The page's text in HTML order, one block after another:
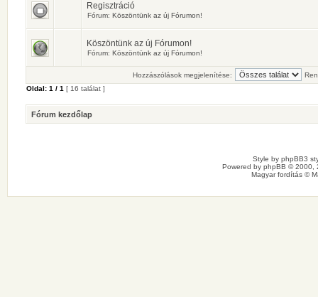
Regisztráció
Fórum: Köszöntünk az új Fórumon!
Köszöntünk az új Fórumon!
Fórum: Köszöntünk az új Fórumon!
Hozzászólások megjelenítése:
Oldal: 1 / 1 [ 16 találat ]
Fórum kezdőlap
Style by phpBB3
Powered by phpBB © 2000,
Magyar fordítás ©